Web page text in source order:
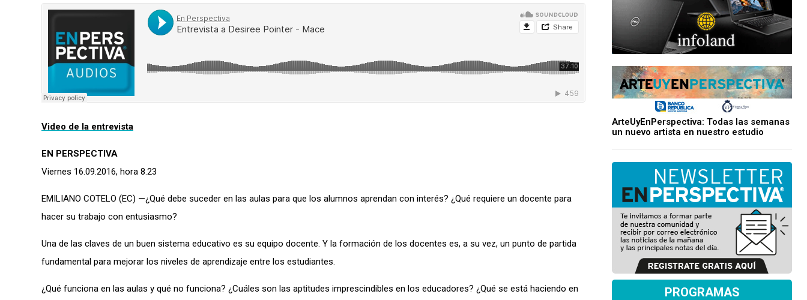
Video de la entrevista
EN PERSPECTIVA
Viernes 16.09.2016, hora 8.23
EMILIANO COTELO (EC) —¿Qué debe suceder en las aulas para que los alumnos aprendan con interés? ¿Qué requiere un docente para
hacer su trabajo con entusiasmo?
Una de las claves de un buen sistema educativo es su equipo docente. Y la formación de los docentes es, a su vez, un punto de partida
fundamental para mejorar los niveles de aprendizaje entre los estudiantes.
¿Qué funciona en las aulas y qué no funciona? ¿Cuáles son las aptitudes imprescindibles en los educadores? ¿Qué se está haciendo en
ArteUyEnPerspectiva: Todas las semanas
un nuevo artista en nuestro estudio
PROGRAMAS